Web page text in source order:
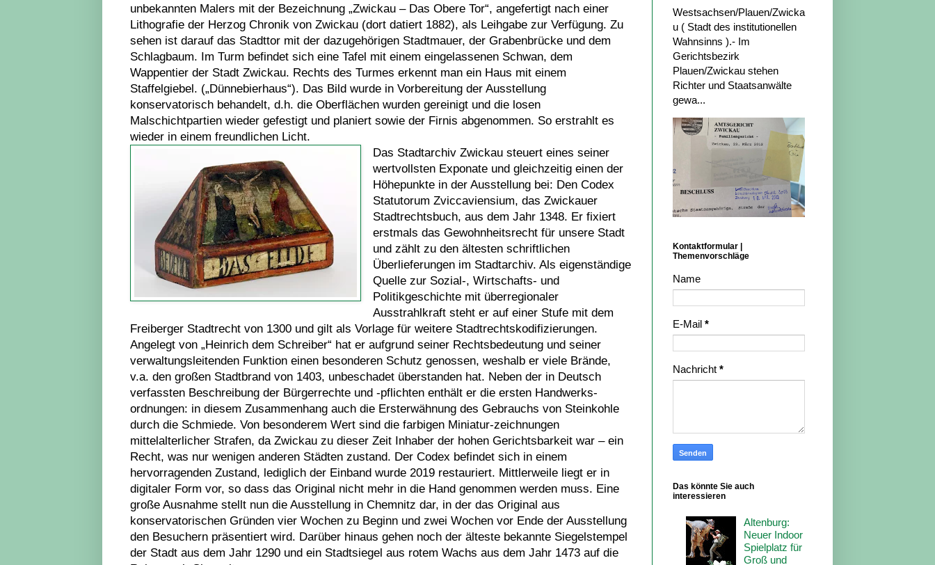
unbekannten Malers mit der Bezeichnung „Zwickau – Das Obere Tor“, angefertigt nach einer
Lithografie der Herzog Chronik von Zwickau (dort datiert 1882), als Leihgabe zur Verfügung. Zu
sehen ist darauf das Stadttor mit der dazugehörigen Stadtmauer, der Grabenbrücke und dem
Schlagbaum. Im Turm befindet sich eine Tafel mit einem eingelassenen Schwan, dem
Wappentier der Stadt Zwickau. Rechts des Turmes erkennt man ein Haus mit einem
Staffelgiebel. („Dünnebierhaus“). Das Bild wurde in Vorbereitung der Ausstellung
konservatorisch behandelt, d.h. die Oberflächen wurden gereinigt und die losen
Malschichtpartien wieder gefestigt und planiert sowie der Firnis abgenommen. So erstrahlt es
wieder in einem freundlichen Licht.
Das Stadtarchiv Zwickau steuert eines seiner
wertvollsten Exponate und gleichzeitig einen der
Höhepunkte in der Ausstellung bei: Den Codex
Statutorum Zviccaviensium, das Zwickauer
Stadtrechtsbuch, aus dem Jahr 1348. Er fixiert
erstmals das Gewohnheitsrecht für unsere Stadt
und zählt zu den ältesten schriftlichen
Überlieferungen im Stadtarchiv. Als eigenständige
Quelle zur Sozial-, Wirtschafts- und
Politikgeschichte mit überregionaler
Ausstrahlkraft steht er auf einer Stufe mit dem
Freiberger Stadtrecht von 1300 und gilt als Vorlage für weitere Stadtrechtskodifizierungen.
Angelegt von „Heinrich dem Schreiber“ hat er aufgrund seiner Rechtsbedeutung und seiner
verwaltungsleitenden Funktion einen besonderen Schutz genossen, weshalb er viele Brände,
v.a. den großen Stadtbrand von 1403, unbeschadet überstanden hat. Neben der in Deutsch
verfassten Beschreibung der Bürgerrechte und -pflichten enthält er die ersten Handwerks-
ordnungen: in diesem Zusammenhang auch die Ersterwähnung des Gebrauchs von Steinkohle
durch die Schmiede. Von besonderem Wert sind die farbigen Miniatur-zeichnungen
mittelalterlicher Strafen, da Zwickau zu dieser Zeit Inhaber der hohen Gerichtsbarkeit war – ein
Recht, was nur wenigen anderen Städten zustand. Der Codex befindet sich in einem
hervorragenden Zustand, lediglich der Einband wurde 2019 restauriert. Mittlerweile liegt er in
digitaler Form vor, so dass das Original nicht mehr in die Hand genommen werden muss. Eine
große Ausnahme stellt nun die Ausstellung in Chemnitz dar, in der das Original aus
konservatorischen Gründen vier Wochen zu Beginn und zwei Wochen vor Ende der Ausstellung
den Besuchern präsentiert wird. Darüber hinaus gehen noch der älteste bekannte Siegelstempel
der Stadt aus dem Jahr 1290 und ein Stadtsiegel aus rotem Wachs aus dem Jahr 1473 auf die
Westsachsen/Plauen/Zwicka
u ( Stadt des institutionellen
Wahnsinns ).- Im
Gerichtsbezirk
Plauen/Zwickau stehen
Richter und Staatsanwälte
gewa...
Kontaktformular |
Themenvorschläge
Name
E-Mail *
Nachricht *
Das könnte Sie auch
interessieren
Altenburg:
Neuer Indoor
Spielplatz für
Groß und